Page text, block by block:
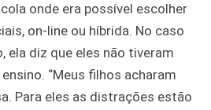
onde era possível escolher
on-line ou híbrida. No caso
ela diz que eles não tiveram
“Meus filhos acharam
Para eles as distrações estão